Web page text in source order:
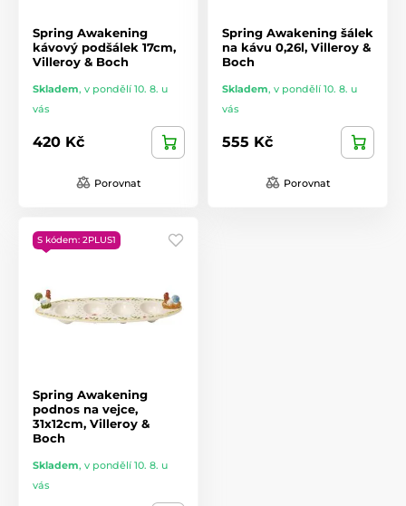
Spring Awakening
kávový podšálek 17cm,
Villeroy & Boch
Skladem, v pondělí 10. 8. u
vás
420 Kč
Porovnat
Spring Awakening šálek
na kávu 0,26l, Villeroy &
Boch
Skladem, v pondělí 10. 8. u
vás
555 Kč
Porovnat
S kódem: 2PLUS1
Spring Awakening
podnos na vejce,
31x12cm, Villeroy &
Boch
Skladem, v pondělí 10. 8. u
vás